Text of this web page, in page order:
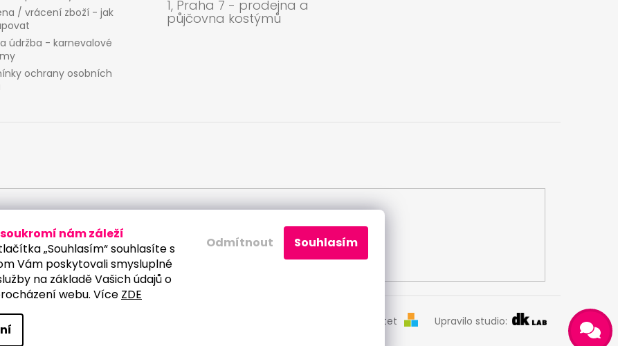
nám záleží
„Souhlasím“ souhlasíte s
Vám poskytovali smysluplné
na základě Vašich údajů o
webu. Více ZDE
Odmítnout Souhlasím
údajů
/ vrácení zboží - jak
údržba - karnevalové
ochrany osobních
1, Praha 7 - prodejna a
půjčovna kostýmů
Vytvořil Shoptet Upravilo studio:
Odeslat